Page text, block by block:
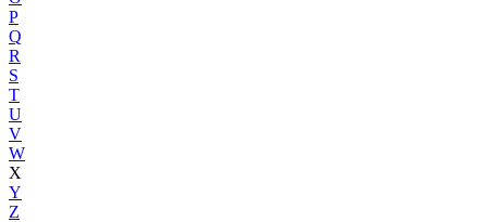
P
Q
R
S
T
U
V
W
X
Y
Z